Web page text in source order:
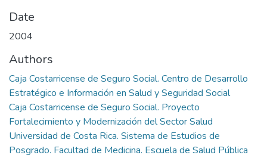
Date
2004
Authors
Caja Costarricense de Seguro Social. Centro de Desarrollo
Estratégico e Información en Salud y Seguridad Social
Caja Costarricense de Seguro Social. Proyecto
Fortalecimiento y Modernización del Sector Salud
Universidad de Costa Rica. Sistema de Estudios de
Posgrado. Facultad de Medicina. Escuela de Salud Pública